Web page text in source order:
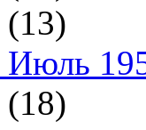
(13)
(18)